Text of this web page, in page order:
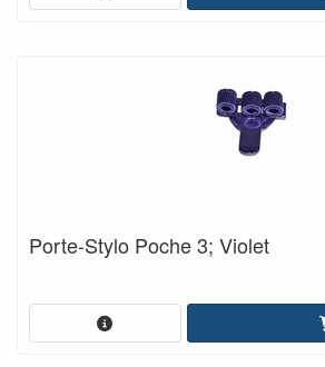
Porte-Stylo Poche 3; Violet